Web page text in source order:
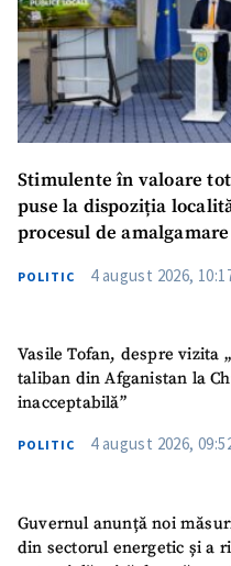
Stimulente în valoare
puse la dispoziția
procesul de
POLITIC 4 august 2026,
Vasile Tofan, despre vizita
taliban din Afganistan la
inacceptabilă”
POLITIC 4 august 2026,
Guvernul anunță noi
din sectorul energetic și a